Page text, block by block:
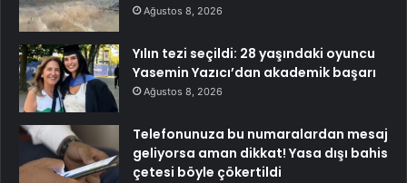
Ağustos 8, 2026
Yılın tezi seçildi: 28 yaşındaki oyuncu
Yasemin Yazıcı’dan akademik başarı
Ağustos 8, 2026
Telefonunuza bu numaralardan mesaj
geliyorsa aman dikkat! Yasa dışı bahis
çetesi böyle çökertildi